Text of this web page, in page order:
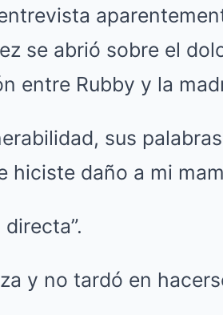
se abrió sobre el
entre Rubby y la
sus
hiciste daño a mi
y no tardó en